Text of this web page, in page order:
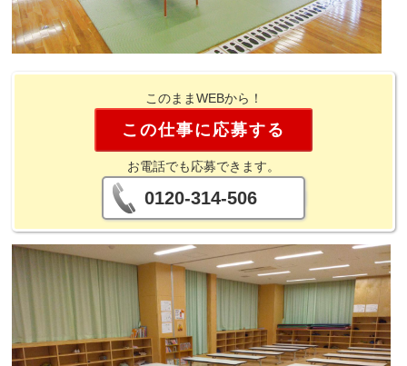
このままWEBから！
この仕事に応募する
お電話でも応募できます。
0120-314-506